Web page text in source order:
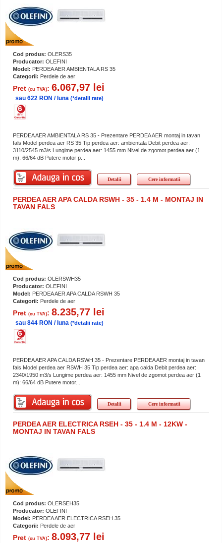
Cod produs: OLERS35
Producator: OLEFINI
Model: PERDEA AER AMBIENTALA RS 35
Categorii: Perdele de aer
Pret (cu TVA): 6.067,97 lei
sau 622 RON / luna (*detalii rate)
PERDEA AER AMBIENTALA RS 35 - Prezentare PERDEA AER montaj in tavan
fals Model perdea aer RS 35 Tip perdea aer: ambientala Debit perdea aer:
3110/2545 m3/s Lungime perdea aer: 1455 mm Nivel de zgomot perdea aer (1
m): 66/64 dB Putere motor p...
Detalii Cere informatii
PERDEA AER APA CALDA RSWH - 35 - 1.4 M - MONTAJ IN
TAVAN FALS
Cod produs: OLERSWH35
Producator: OLEFINI
Model: PERDEA AER APA CALDA RSWH 35
Categorii: Perdele de aer
Pret (cu TVA): 8.235,77 lei
sau 844 RON / luna (*detalii rate)
PERDEA AER APA CALDA RSWH 35 - Prezentare PERDEA AER montaj in tavan
fals Model perdea aer RSWH 35 Tip perdea aer: apa calda Debit perdea aer:
2340/1950 m3/s Lungime perdea aer: 1455 mm Nivel de zgomot perdea aer (1
m): 66/64 dB Putere motor...
Detalii Cere informatii
PERDEA AER ELECTRICA RSEH - 35 - 1.4 M - 12KW -
MONTAJ IN TAVAN FALS
Cod produs: OLERSEH35
Producator: OLEFINI
Model: PERDEA AER ELECTRICA RSEH 35
Categorii: Perdele de aer
Pret (cu TVA): 8.093,77 lei